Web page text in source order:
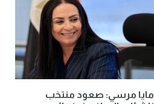
مايا مرسي: صعود منتخب